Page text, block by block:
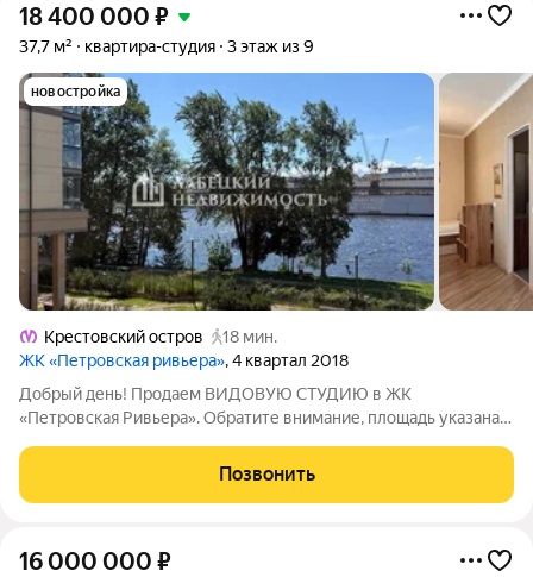
18 400 000 ₽
37,7 м² квартира-студия 3 этаж из 9
новостройка
Крестовский остров
18 мин.
ЖК «Петровская ривьера», 4 квартал 2018
Добрый день! Продаем ВИДОВУЮ СТУДИЮ в ЖК
«Петровская Ривьера». Обратите внимание, площадь указана
фотографии соответствуют действительности. ПРО
ДОКУМЕНТЫ: - ОДИН СОВЕРШЕННОЛЕТНИЙ СОБСТВЕННИК.
Позвонить
16 000 000 ₽